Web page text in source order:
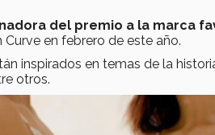
del premio a la marca
en febrero de este año.
inspirados en temas de la
otros.